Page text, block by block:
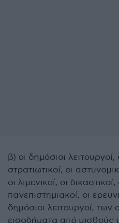
β) οι δημόσιοι
στρατιωτικοί, οι
οι λιμενικοί, οι
πανεπιστημιακοί, οι
δημόσιοι λειτουργοί, των
εισοδήματα από μισθούς